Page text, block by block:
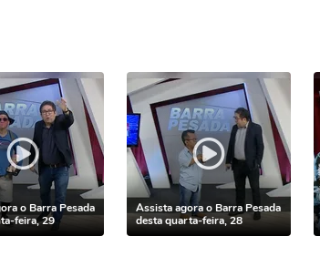
o Barra Pesada
feira, 29
Assista agora o Barra Pesada
desta quarta-feira, 28